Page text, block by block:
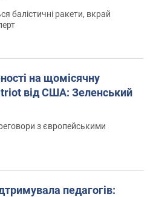
балістичні ракети, вкрай
на щомісячну
від США: Зеленський
з європейськими
педагогів: